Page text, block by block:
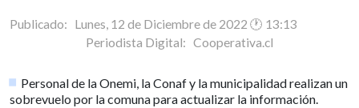
Publicado: Lunes, 12 de Diciembre de 2022 🕐 13:13
Periodista Digital: Cooperativa.cl
Personal de la Onemi, la Conaf y la municipalidad realizan un
sobrevuelo por la comuna para actualizar la información.